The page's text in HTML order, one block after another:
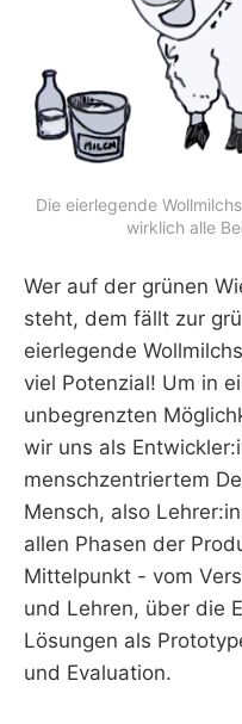
Die eierlegende
wirklich alle
Wer auf der grünen
steht, dem fällt zur
eierlegende
viel Potenzial! Um in
unbegrenzten
wir uns als
menschzentriertem
Mensch, also
allen Phasen der
Mittelpunkt - vom
und Lehren, über die
Lösungen als
und Evaluation.